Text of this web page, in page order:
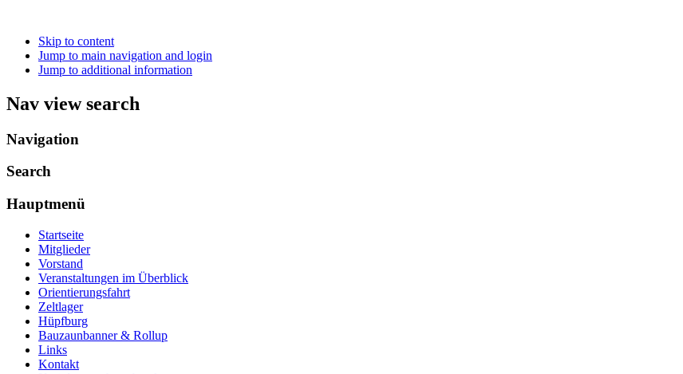
Skip to content
Jump to main navigation and login
Jump to additional information
Nav view search
Navigation
Search
Hauptmenü
Startseite
Mitglieder
Vorstand
Veranstaltungen im Überblick
Orientierungsfahrt
Zeltlager
Hüpfburg
Bauzaunbanner & Rollup
Links
Kontakt